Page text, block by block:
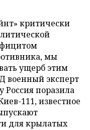
критически
мы
ущерб этим
военный эксперт
Россия поразила
111, известное
для крылатых